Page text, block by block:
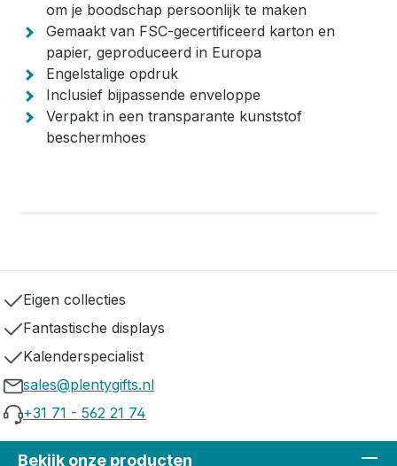
om je boodschap persoonlijk te maken
Gemaakt van FSC-gecertificeerd karton en
papier, geproduceerd in Europa
Engelstalige opdruk
Inclusief bijpassende enveloppe
Verpakt in een transparante kunststof
beschermhoes
Eigen collecties
Fantastische displays
Kalenderspecialist
sales@plentygifts.nl
+31 71 - 562 21 74
Bekijk onze producten